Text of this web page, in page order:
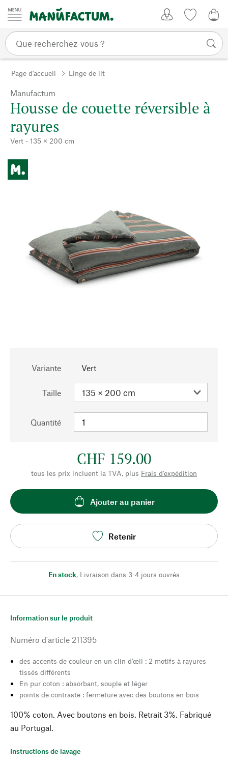
Passer au contenu
Page d'accueil Linge de lit
Manufactum
Housse de couette réversible à
rayures
Vert - 135 × 200 cm
Variante Vert
Taille
Quantité
CHF 159.00
tous les prix incluent la TVA, plus Frais d'expédition
Ajouter au panier
Retenir
En stock, Livraison dans 3-4 jours ouvrés
Information sur le produit
Numéro d'article 211395
des accents de couleur en un clin d'œil : 2 motifs à rayures
tissés différents
En pur coton : absorbant, souple et léger
points de contraste : fermeture avec des boutons en bois
100% coton. Avec boutons en bois. Retrait 3%. Fabriqué
au Portugal.
Instructions de lavage